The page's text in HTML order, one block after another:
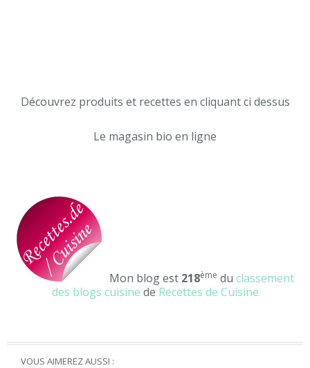
VOUS AIMEREZ AUSSI :
Découvrez produits et recettes en cliquant ci dessus
Le magasin bio en ligne
Mon blog est 218ème du classement
des blogs cuisine de Recettes de Cuisine